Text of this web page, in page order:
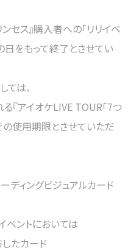
セス』購入者への「リリイベ
日をもって終了とさせてい
ては、
アイオケLIVE TOUR「7つ
の使用期限とさせていただ
ディングビジュアルカード
ントにおいては
たカード